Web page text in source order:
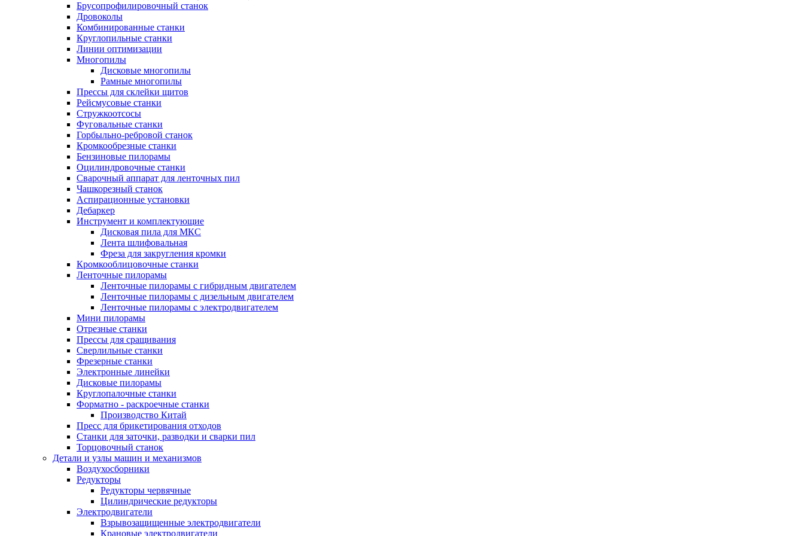
Брусопрофилировочный станок
Дровоколы
Комбинированные станки
Круглопильные станки
Линии оптимизации
Многопилы
Дисковые многопилы
Рамные многопилы
Прессы для склейки щитов
Рейсмусовые станки
Стружкоотсосы
Фуговальные станки
Горбыльно-ребровой станок
Кромкообрезные станки
Бензиновые пилорамы
Оцилиндровочные станки
Сварочный аппарат для ленточных пил
Чашкорезный станок
Аспирационные установки
Дебаркер
Инструмент и комплектующие
Дисковая пила для МКС
Лента шлифовальная
Фреза для закругления кромки
Кромкооблицовочные станки
Ленточные пилорамы
Ленточные пилорамы с гибридным двигателем
Ленточные пилорамы с дизельным двигателем
Ленточные пилорамы с электродвигателем
Мини пилорамы
Отрезные станки
Прессы для сращивания
Сверлильные станки
Фрезерные станки
Электронные линейки
Дисковые пилорамы
Круглопалочные станки
Форматно - раскроечные станки
Производство Китай
Пресс для брикетирования отходов
Станки для заточки, разводки и сварки пил
Торцовочный станок
Детали и узлы машин и механизмов
Воздухосборники
Редукторы
Редукторы червячные
Цилиндрические редукторы
Электродвигатели
Взрывозащищенные электродвигатели
Крановые электродвигатели